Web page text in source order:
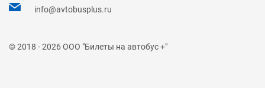
info@avtobusplus.ru
© 2018 - 2026 ООО "Билеты на автобус +"